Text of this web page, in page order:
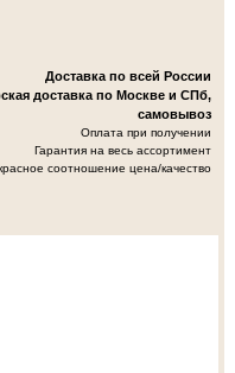
Доставка по всей России
доставка по Москве и СПб,
самовывоз
Оплата при получении
Гарантия на весь ассортимент
соотношение цена/качество